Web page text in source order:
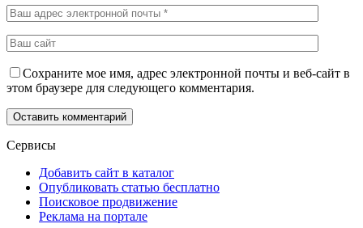
Сохраните мое имя, адрес электронной почты и веб-сайт в
этом браузере для следующего комментария.
Сервисы
Добавить сайт в каталог
Опубликовать статью бесплатно
Поисковое продвижение
Реклама на портале